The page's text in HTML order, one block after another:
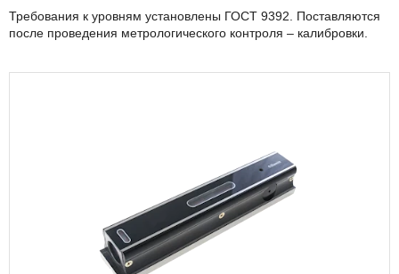
Требования к уровням установлены ГОСТ 9392. Поставляются
после проведения метрологического контроля – калибровки.